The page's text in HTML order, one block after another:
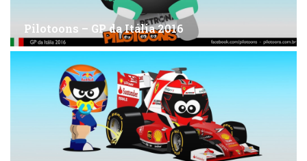
Pilotoons – GP da Itália 2016